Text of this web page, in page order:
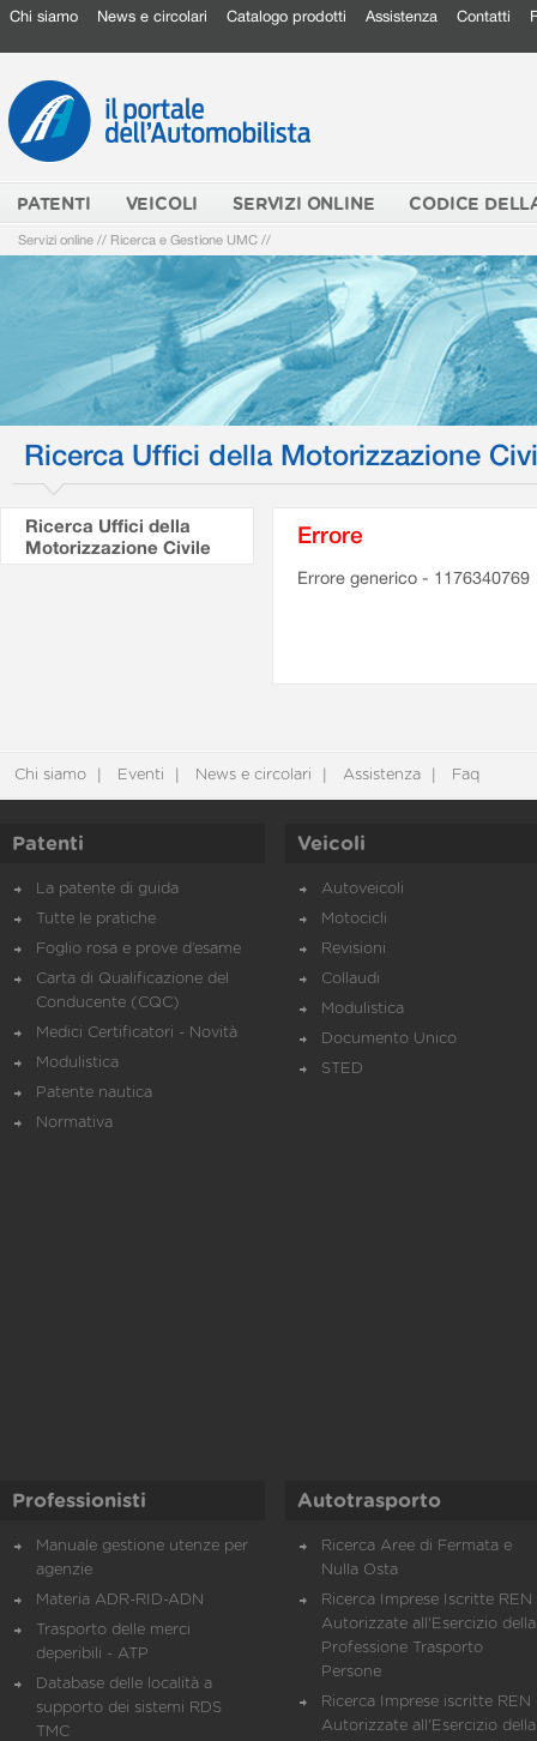
Chi siamo News e circolari Catalogo prodotti Assistenza Contatti
PATENTI VEICOLI SERVIZI ONLINE CODICE
Servizi online // Ricerca e Gestione UMC //
Ricerca Uffici della Motorizzazione
Ricerca Uffici della
Motorizzazione Civile
Errore
Errore generico - 1176340769
Chi siamo Eventi News e circolari Assistenza Faq
Patenti
La patente di guida
Tutte le pratiche
Foglio rosa e prove d’esame
Carta di Qualificazione del
Conducente (CQC)
Medici Certificatori - Novità
Modulistica
Patente nautica
Normativa
Veicoli
Autoveicoli
Motocicli
Revisioni
Collaudi
Modulistica
Documento Unico
STED
Professionisti
Manuale gestione utenze per
agenzie
Materia ADR-RID-ADN
Trasporto delle merci
deperibili - ATP
Database delle località a
supporto dei sistemi RDS
TMC
Autotrasporto
Ricerca Aree di Fermata e
Nulla Osta
Ricerca Imprese Iscritte REN
Autorizzate all'Esercizio della
Professione Trasporto
Persone
Ricerca Imprese iscritte REN
Autorizzate all'Esercizio della